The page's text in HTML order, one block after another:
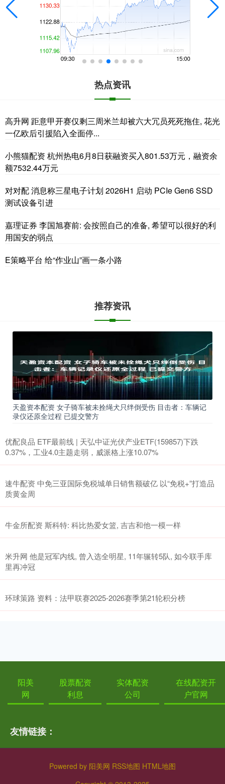
热点资讯
高升网 距意甲开赛仅剩三周米兰却被六大冗员死死拖住, 花光
一亿欧后引援陷入全面停...
小熊猫配资 杭州热电6月8日获融资买入801.53万元，融资余
额7532.44万元
对对配 消息称三星电子计划 2026H1 启动 PCIe Gen6 SSD
测试设备引进
嘉理证券 李国旭赛前: 会按照自己的准备, 希望可以很好的利
用国安的弱点
E策略平台 给“作业山”画一条小路
推荐资讯
天盈资本配资 女子骑车被未拴绳犬只绊倒受伤 目击者：车辆记
录仪还原全过程 已提交警方
优配良品 ETF最前线 | 天弘中证光伏产业ETF(159857)下跌
0.37%，工业4.0主题走弱，威派格上涨10.07%
速牛配资 中免三亚国际免税城单日销售额破亿 以“免税+”打造品
质黄金周
牛金所配资 斯科特: 科比热爱女篮, 吉吉和他一模一样
米升网 他是冠军内线, 曾入选全明星, 11年辗转5队, 如今联手库
里再冲冠
环球策路 资料：法甲联赛2025-2026赛季第21轮积分榜
阳美
网
股票配资
利息
实体配资
公司
在线配资开
户官网
友情链接：
Powered by 阳美网 RSS地图 HTML地图